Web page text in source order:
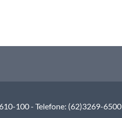
100 - Telefone: (62)3269-6500